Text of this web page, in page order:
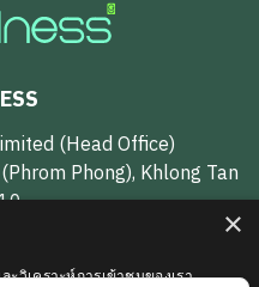
(Head Office)
Phong), Khlong Tan
US
×
วิเคราะห์การเข้าชมของเรา